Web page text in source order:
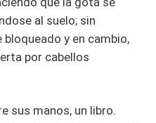
al suelo; sin
y en cambio,
por cabellos
sus manos, un libro.